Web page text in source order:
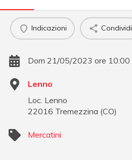
Indicazioni Condividi
Dom 21/05/2023 ore 10:00
Lenno
Loc. Lenno
22016 Tremezzina (CO)
Mercatini